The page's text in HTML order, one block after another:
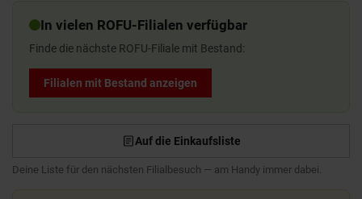
In vielen ROFU-Filialen verfügbar
Finde die nächste ROFU-Filiale mit Bestand:
Filialen mit Bestand anzeigen
Auf die Einkaufsliste
Deine Liste für den nächsten Filialbesuch — am Handy immer dabei.